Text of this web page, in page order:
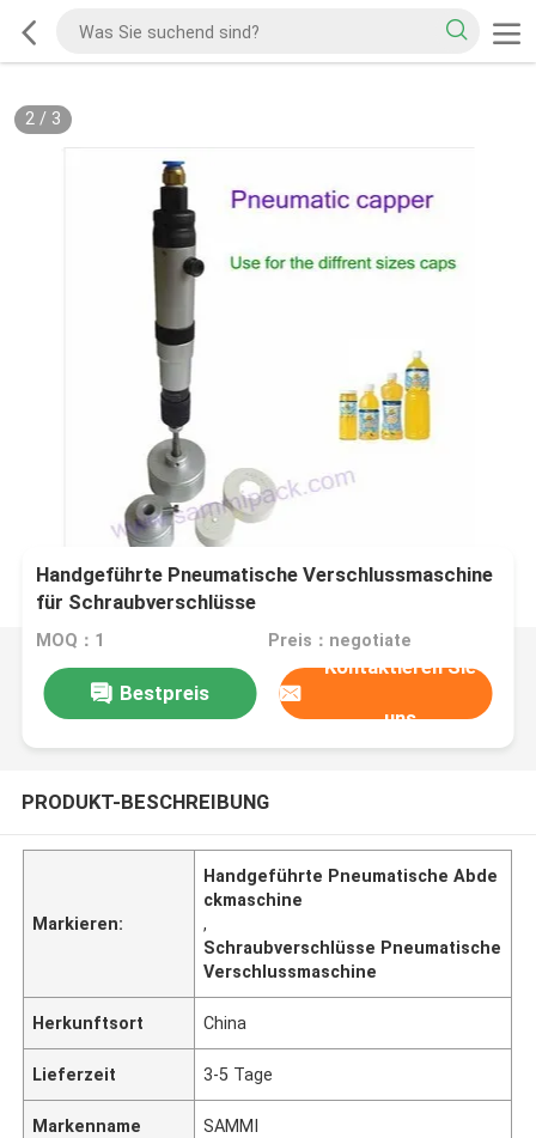
2/ 3
Handgeführte Pneumatische Verschlussmaschine
für Schraubverschlüsse
MOQ：1 Preis：negotiate
Bestpreis
Kontaktieren Sie
uns
PRODUKT-BESCHREIBUNG
Markieren:
Handgeführte Pneumatische Abde
ckmaschine
,
Schraubverschlüsse Pneumatische
Verschlussmaschine
Herkunftsort China
Lieferzeit 3-5 Tage
Markenname SAMMI